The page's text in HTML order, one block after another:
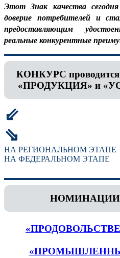
Этот Знак качества
доверие потребителей и
предоставляющим
реальные конкурентные
КОНКУРС проводится
«ПРОДУКЦИЯ» и
⇙
⇘
НА РЕГИОНАЛЬНОМ ЭТАПЕ
НА ФЕДЕРАЛЬНОМ ЭТАПЕ
НОМИНАЦИИ